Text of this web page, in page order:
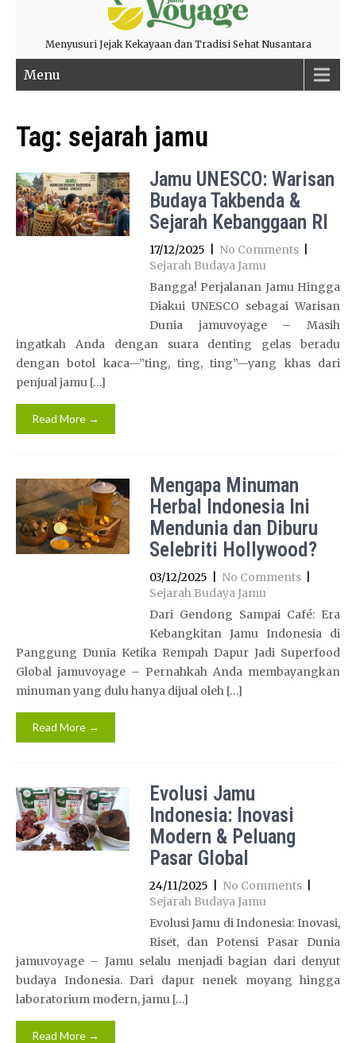
Menyusuri Jejak Kekayaan dan Tradisi Sehat Nusantara
Menu
Tag: sejarah jamu
Jamu UNESCO: Warisan
Budaya Takbenda &
Sejarah Kebanggaan RI
17/12/2025 No Comments
Sejarah Budaya Jamu
Bangga! Perjalanan Jamu Hingga
Diakui UNESCO sebagai Warisan
Dunia jamuvoyage – Masih
ingatkah Anda dengan suara denting gelas beradu
dengan botol kaca—”ting, ting, ting”—yang khas dari
penjual jamu […]
Read More →
Mengapa Minuman
Herbal Indonesia Ini
Mendunia dan Diburu
Selebriti Hollywood?
03/12/2025 No Comments
Sejarah Budaya Jamu
Dari Gendong Sampai Café: Era
Kebangkitan Jamu Indonesia di
Panggung Dunia Ketika Rempah Dapur Jadi Superfood
Global jamuvoyage – Pernahkah Anda membayangkan
minuman yang dulu hanya dijual oleh […]
Read More →
Evolusi Jamu
Indonesia: Inovasi
Modern & Peluang
Pasar Global
24/11/2025 No Comments
Sejarah Budaya Jamu
Evolusi Jamu di Indonesia: Inovasi,
Riset, dan Potensi Pasar Dunia
jamuvoyage – Jamu selalu menjadi bagian dari denyut
budaya Indonesia. Dari dapur nenek moyang hingga
laboratorium modern, jamu […]
Read More →